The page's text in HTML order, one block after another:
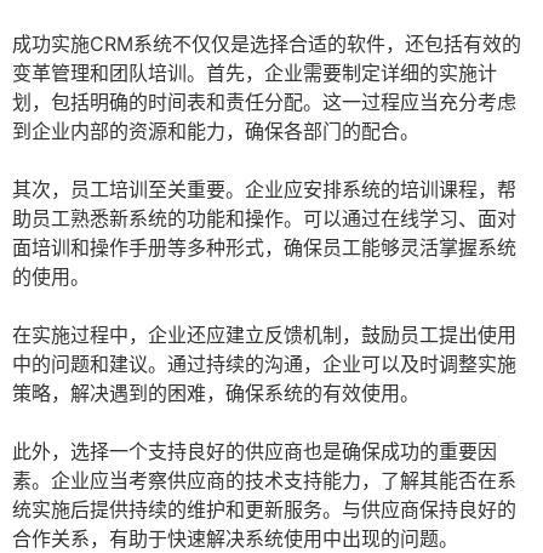
成功实施CRM系统不仅仅是选择合适的软件，还包括有效的
变革管理和团队培训。首先，企业需要制定详细的实施计
划，包括明确的时间表和责任分配。这一过程应当充分考虑
到企业内部的资源和能力，确保各部门的配合。
其次，员工培训至关重要。企业应安排系统的培训课程，帮
助员工熟悉新系统的功能和操作。可以通过在线学习、面对
面培训和操作手册等多种形式，确保员工能够灵活掌握系统
的使用。
在实施过程中，企业还应建立反馈机制，鼓励员工提出使用
中的问题和建议。通过持续的沟通，企业可以及时调整实施
策略，解决遇到的困难，确保系统的有效使用。
此外，选择一个支持良好的供应商也是确保成功的重要因
素。企业应当考察供应商的技术支持能力，了解其能否在系
统实施后提供持续的维护和更新服务。与供应商保持良好的
合作关系，有助于快速解决系统使用中出现的问题。